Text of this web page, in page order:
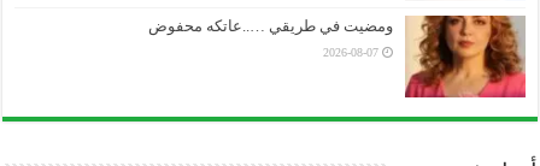
ومضيت في طريقي …..عاتكه محفوض
2026-08-07